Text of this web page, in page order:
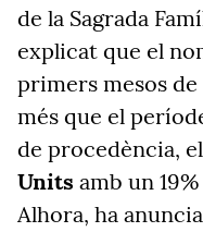
de la Sagrada
explicat que el
primers mesos de
més que el
de procedència,
Units amb un
Alhora, ha